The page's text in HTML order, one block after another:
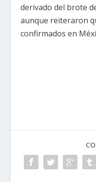
derivado del brote
aunque reiteraron
confirmados en